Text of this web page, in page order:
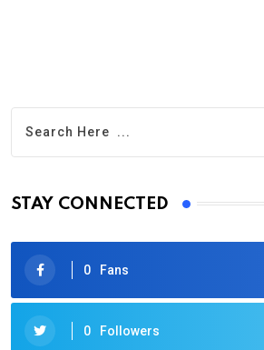
STAY CONNECTED
0 Fans
0 Followers